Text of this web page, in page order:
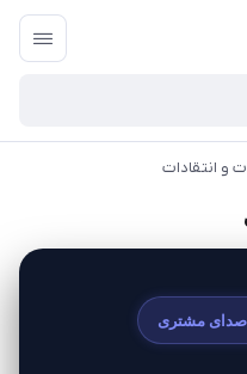
و انتقادات
صدای مشتری